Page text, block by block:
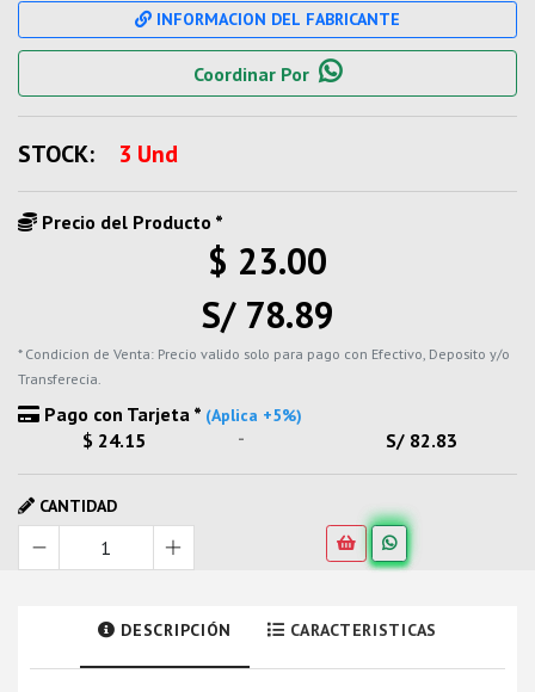
INFORMACION DEL FABRICANTE
Coordinar Por
STOCK: 3 Und
Precio del Producto *
$ 23.00
S/ 78.89
* Condicion de Venta: Precio valido solo para pago con Efectivo, Deposito y/o
Transferecia.
Pago con Tarjeta * (Aplica +5%)
$ 24.15 - S/ 82.83
CANTIDAD
DESCRIPCIÓN CARACTERISTICAS